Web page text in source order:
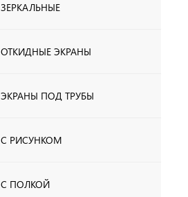
ЗЕРКАЛЬНЫЕ
ОТКИДНЫЕ ЭКРАНЫ
ЭКРАНЫ ПОД ТРУБЫ
С РИСУНКОМ
С ПОЛКОЙ